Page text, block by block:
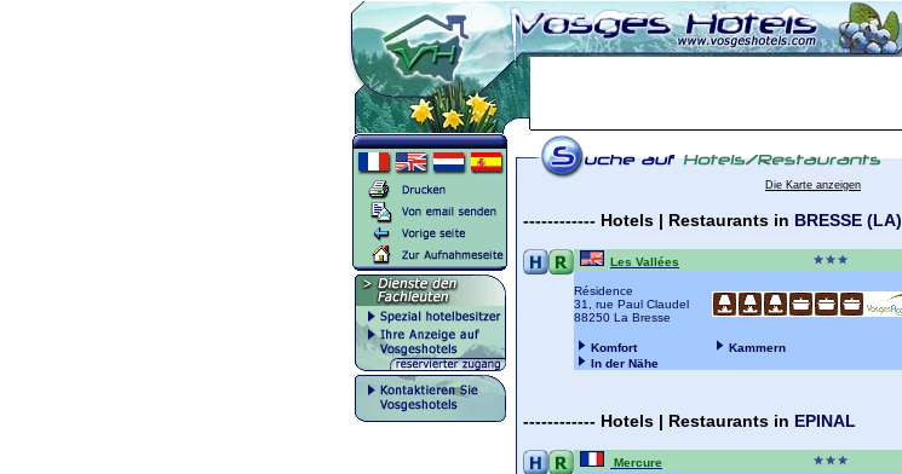
Die Karte anzeigen
------------ Hotels | Restaurants in BRESSE (LA)
Les Vallées
Résidence
31, rue Paul Claudel
88250 La Bresse
Komfort
In der Nähe
Kammern
------------ Hotels | Restaurants in EPINAL
Mercure